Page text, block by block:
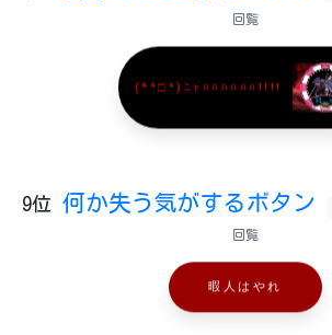
回覧
(*^□^)ﾆｬﾊﾊﾊﾊﾊﾊ!!!!
9位 何か失う気がするボタン
回覧
暇人はやれ